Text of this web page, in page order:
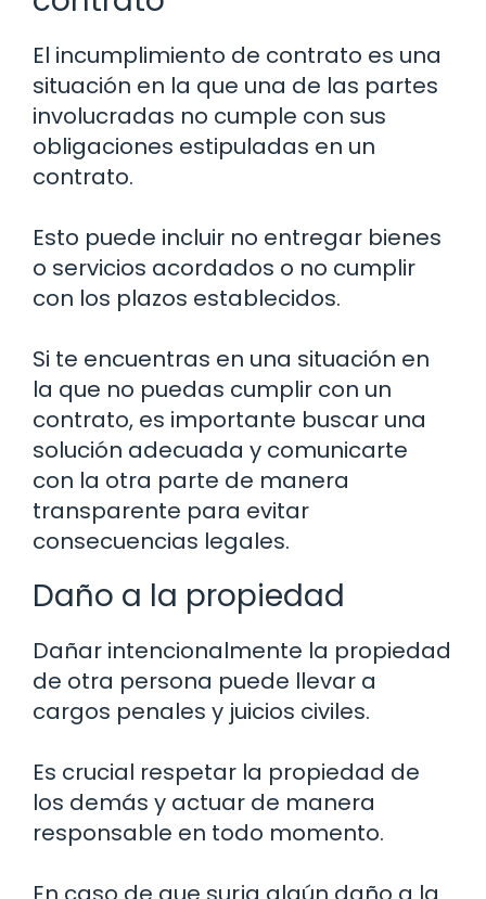
El incumplimiento de contrato es una
situación en la que una de las partes
involucradas no cumple con sus
obligaciones estipuladas en un
contrato.
Esto puede incluir no entregar bienes
o servicios acordados o no cumplir
con los plazos establecidos.
Si te encuentras en una situación en
la que no puedas cumplir con un
contrato, es importante buscar una
solución adecuada y comunicarte
con la otra parte de manera
transparente para evitar
consecuencias legales.
Daño a la propiedad
Dañar intencionalmente la propiedad
de otra persona puede llevar a
cargos penales y juicios civiles.
Es crucial respetar la propiedad de
los demás y actuar de manera
responsable en todo momento.